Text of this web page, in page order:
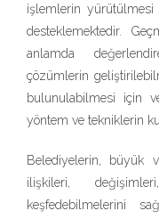
işlemlerin yürütülmesi
desteklemektedir.
anlamda
çözümlerin
bulunulabilmesi için
yöntem ve tekniklerin
Belediyelerin, büyük
ilişkileri,
keşfedebilmelerini